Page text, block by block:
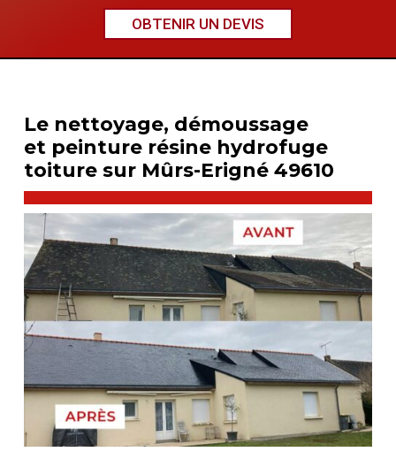
OBTENIR UN DEVIS
Le nettoyage, démoussage
et peinture résine hydrofuge
toiture sur Mûrs-Erigné 49610